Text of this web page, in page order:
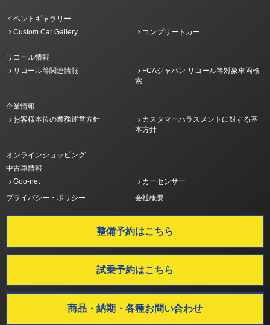
イベントギャラリー
Custom Car Gallery
コンプリートカー
リコール情報
リコール等関連情報
FCAジャパン リコール等対象車両検
索
企業情報
お客様本位の業務運営方針
カスタマーハラスメントに対する基
本方針
オンラインショッピング
中古車情報
Goo-net
カーセンサー
プライバシー・ポリシー
会社概要
整備予約はこちら
試乗予約はこちら
商品・納期・各種お問い合わせ